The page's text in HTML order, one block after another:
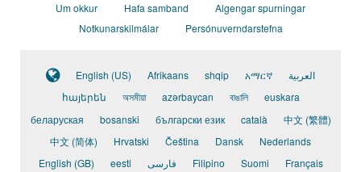
Um okkur Hafa samband
Algengar spurningar
Notkunarskilmálar
Persónuverndarstefna
English (US) Afrikaans shqip አማርኛ
العربية
հայերեն
অসমীয়া azərbaycan বাঙালি
euskara
беларуская
bosanski български език català
中文 (繁體)
中文 (简体)
Hrvatski Čeština Dansk
Nederlands
English (GB)
eesti فارسی Filipino Suomi
Français